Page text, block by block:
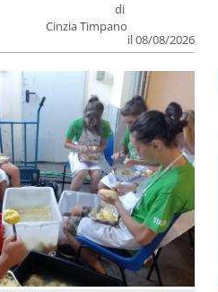
di
Cinzia Timpano
il 08/08/2026